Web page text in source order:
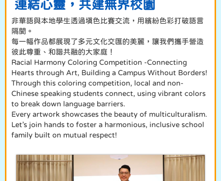
連結心靈，共建無界校園
非華語與本地學生透過填色比賽交流，用繽紛色彩打破語言
隔閡。
每一幅作品都展現了多元文化交匯的美麗，讓我們攜手營造
彼此尊重、和諧共融的大家庭！
Racial Harmony Coloring Competition -Connecting
Hearts through Art, Building a Campus Without Borders!
Through this coloring competition, local and non-
Chinese speaking students connect, using vibrant colors
to break down language barriers.
Every artwork showcases the beauty of multiculturalism.
Let’s join hands to foster a harmonious, inclusive school
family built on mutual respect!